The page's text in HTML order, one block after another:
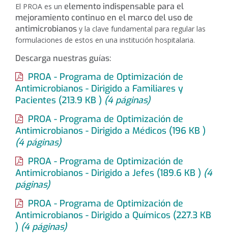
El PROA es un elemento indispensable para el
mejoramiento continuo en el marco del uso de
antimicrobianos y la clave fundamental para regular las
formulaciones de estos en una institución hospitalaria.
Descarga nuestras guías:
PROA - Programa de Optimización de
Antimicrobianos - Dirigido a Familiares y
Pacientes (213.9 KB ) (4 páginas)
PROA - Programa de Optimización de
Antimicrobianos - Dirigido a Médicos (196 KB )
(4 páginas)
PROA - Programa de Optimización de
Antimicrobianos - Dirigido a Jefes (189.6 KB ) (4
páginas)
PROA - Programa de Optimización de
Antimicrobianos - Dirigido a Químicos (227.3 KB
) (4 páginas)